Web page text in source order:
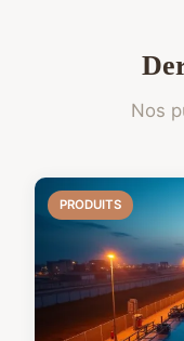
Nos
PRODUITS